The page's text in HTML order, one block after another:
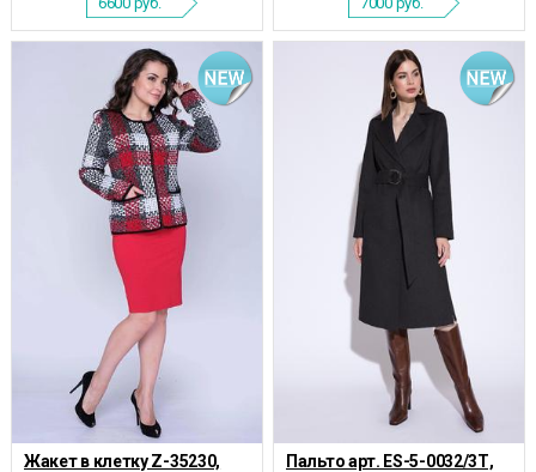
Жакет в клетку Z-35230,
Пальто арт. ES-5-0032/3Т,